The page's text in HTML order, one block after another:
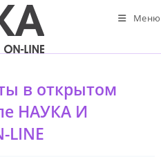
Меню
в открытом
НАУКА И